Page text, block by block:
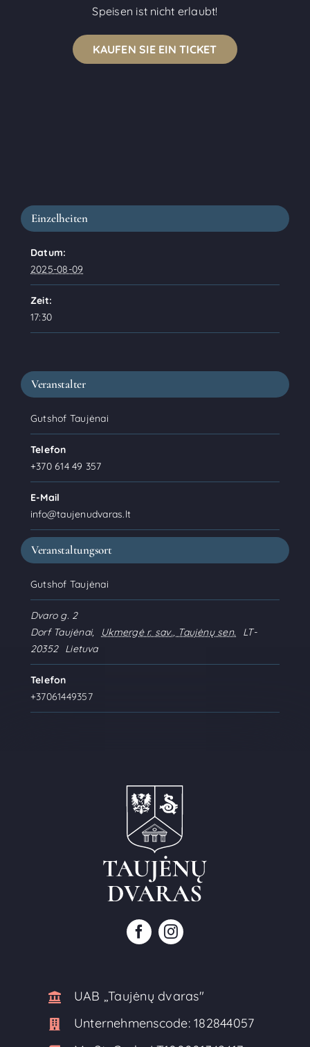
Speisen ist nicht erlaubt!
KAUFEN SIE EIN TICKET
Einzelheiten
Datum:
2025-08-09
Zeit:
17:30
Veranstaltungsort
Gutshof Taujėnai
Dvaro g. 2
Dorf Taujėnai, Ukmergė r. sav., Taujėnų sen.
LT-
20352 Lietuva
Telefon
+37061449357
Veranstalter
Gutshof Taujėnai
Telefon
+370 614 49 357
E-Mail
info@taujenudvaras.lt
UAB ,,Taujėnų dvaras"
Unternehmenscode:182844057